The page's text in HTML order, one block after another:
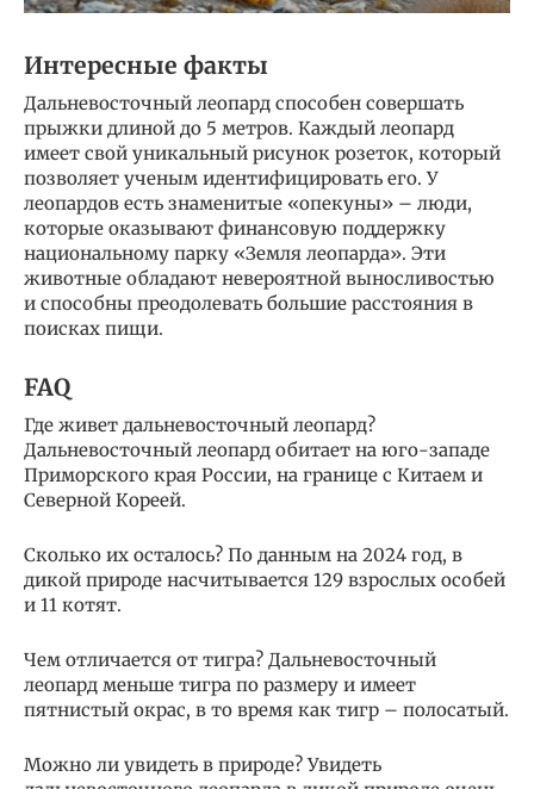
Интересные факты
Дальневосточный леопард способен совершать
прыжки длиной до 5 метров. Каждый леопард
имеет свой уникальный рисунок розеток, который
позволяет ученым идентифицировать его. У
леопардов есть знаменитые «опекуны» – люди,
которые оказывают финансовую поддержку
национальному парку «Земля леопарда». Эти
животные обладают невероятной выносливостью
и способны преодолевать большие расстояния в
поисках пищи.
FAQ
Где живет дальневосточный леопард?
Дальневосточный леопард обитает на юго-западе
Приморского края России, на границе с Китаем и
Северной Кореей.
Сколько их осталось? По данным на 2024 год, в
дикой природе насчитывается 129 взрослых особей
и 11 котят.
Чем отличается от тигра? Дальневосточный
леопард меньше тигра по размеру и имеет
пятнистый окрас, в то время как тигр – полосатый.
Можно ли увидеть в природе? Увидеть